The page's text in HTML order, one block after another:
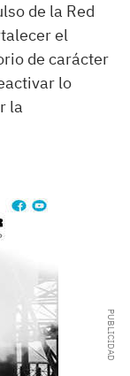
de la Red
el
de carácter
lo
la